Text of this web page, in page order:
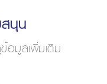
นุน
อมูลเพิ่มเติม